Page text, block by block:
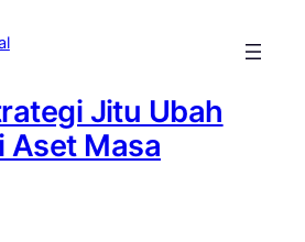
Jitu Ubah
Aset Masa